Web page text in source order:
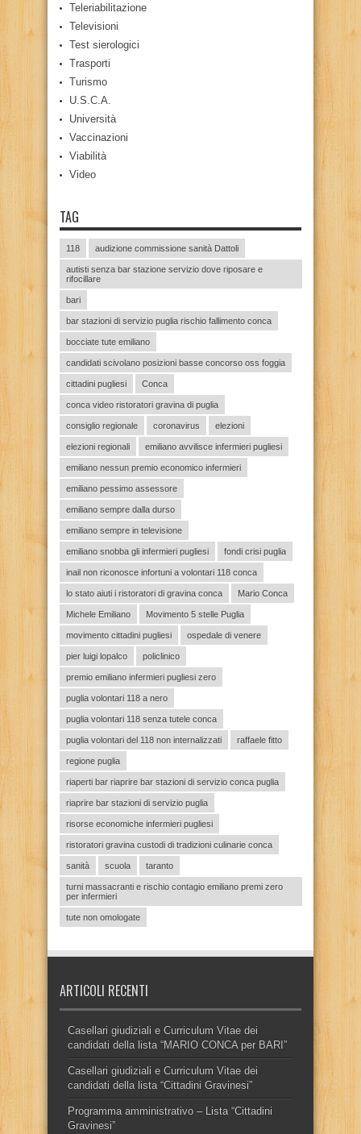
Teleriabilitazione
Televisioni
Test sierologici
Trasporti
Turismo
U.S.C.A.
Università
Vaccinazioni
Viabilità
Video
TAG
118 audizione commissione sanità Dattoli
autisti senza bar stazione servizio dove riposare e
rifocillare
bari
bar stazioni di servizio puglia rischio fallimento conca
bocciate tute emiliano
candidati scivolano posizioni basse concorso oss foggia
cittadini pugliesi Conca
conca video ristoratori gravina di puglia
consiglio regionale coronavirus elezioni
elezioni regionali emiliano avvilisce infermieri pugliesi
emiliano nessun premio economico infermieri
emiliano pessimo assessore
emiliano sempre dalla durso
emiliano sempre in televisione
emiliano snobba gli infermieri pugliesi fondi crisi puglia
inail non riconosce infortuni a volontari 118 conca
lo stato aiuti i ristoratori di gravina conca Mario Conca
Michele Emiliano Movimento 5 stelle Puglia
movimento cittadini pugliesi ospedale di venere
pier luigi lopalco policlinico
premio emiliano infermieri pugliesi zero
puglia volontari 118 a nero
puglia volontari 118 senza tutele conca
puglia volontari del 118 non internalizzati raffaele fitto
regione puglia
riaperti bar riaprire bar stazioni di servizio conca puglia
riaprire bar stazioni di servizio puglia
risorse economiche infermieri pugliesi
ristoratori gravina custodi di tradizioni culinarie conca
sanità scuola taranto
turni massacranti e rischio contagio emiliano premi zero
per infermieri
tute non omologate
ARTICOLI RECENTI
Casellari giudiziali e Curriculum Vitae dei
candidati della lista “MARIO CONCA per BARI”
Casellari giudiziali e Curriculum Vitae dei
candidati della lista “Cittadini Gravinesi”
Programma amministrativo – Lista “Cittadini
Gravinesi”